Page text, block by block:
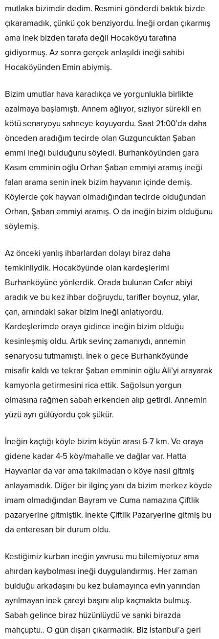
mutlaka bizimdir dedim. Resmini gönderdi baktık bizde
çıkaramadık, çünkü çok benziyordu. İneği ordan çıkarmış
ama inek bizden tarafa değil Hocaköyü tarafına
gidiyormuş. Az sonra gerçek anlaşıldı ineği sahibi
Hocaköyünden Emin abiymiş.
Bizim umutlar hava karadıkça ve yorgunlukla birlikte
azalmaya başlamıştı. Annem ağlıyor, sızlıyor sürekli en
kötü senaryoyu sahneye koyuyordu. Saat 21:00’da daha
önceden aradığım tecirde olan Guzguncuktan Şaban
emmi ineği bulduğunu söyledi. Burhanköyünden gara
Kasım emminin oğlu Orhan Şaban emmiyi aramış ineği
falan arama senin inek bizim hayvanın içinde demiş.
Köylerde çok hayvan olmadığından tecirde olduğundan
Orhan, Şaban emmiyi aramış. O da ineğin bizim olduğunu
söylemiş.
Az önceki yanlış ihbarlardan dolayı biraz daha
temkinliydik. Hocaköyünde olan kardeşlerimi
Burhanköyüne yönlerdik. Orada bulunan Cafer abiyi
aradık ve bu kez ihbar doğruydu, tarifler boynuz, yılar,
çan, arnındaki sakar bizim ineği anlatıyordu.
Kardeşlerimde oraya gidince ineğin bizim olduğu
kesinleşmiş oldu. Artık sevinç zamanıydı, annemin
senaryosu tutmamıştı. İnek o gece Burhanköyünde
misafir kaldı ve tekrar Şaban emminin oğlu Ali’yi arayarak
kamyonla getirmesini rica ettik. Sağolsun yorgun
olmasına rağmen sabah erkenden alıp getirdi. Annemin
yüzü ayrı gülüyordu çok şükür.
İneğin kaçtığı köyle bizim köyün arası 6-7 km. Ve oraya
gidene kadar 4-5 köy/mahalle ve dağlar var. Hatta
Hayvanlar da var ama takılmadan o köye nasıl gitmiş
anlayamadık. Diğer bir ilginç yanı da bizim merkez köyde
imam olmadığından Bayram ve Cuma namazına Çiftlik
pazaryerine gitmiştik. İnekte Çiftlik Pazaryerine gitmiş bu
da enteresan bir durum oldu.
Kestiğimiz kurban ineğin yavrusu mu bilemiyoruz ama
ahırdan kaybolması ineği duygulandırmış. Her zaman
bulduğu arkadaşını bu kez bulamayınca evin yanından
ayrılmayan inek çareyi başını alıp kaçmakta bulmuş.
Sabah gelince biraz hüzünlüydü ve sanki birazda
mahçuptu.. O gün dışarı çıkarmadık. Biz İstanbul’a geri